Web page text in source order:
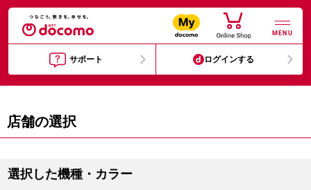
MENU
サポート ログインする
店舗の選択
選択した機種・カラー